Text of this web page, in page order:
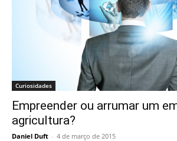
Curiosidades
Empreender ou arrumar um
agricultura?
Daniel Duft - 4 de março de 2015